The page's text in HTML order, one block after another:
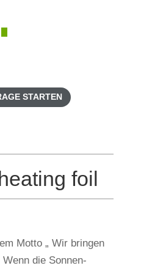
STARTEN
foil
Motto „ Wir bringen
Wenn die Son­nen­